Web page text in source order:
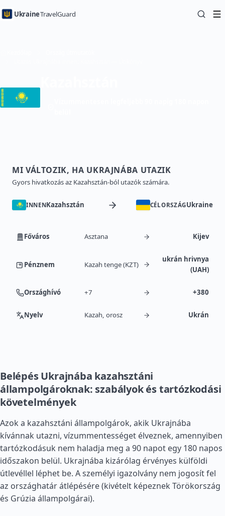
UkraineTravelGuard
MI VÁLTOZIK, HA UKRAJNÁBA UTAZIK
Gyors hivatkozás az Kazahsztán-ból utazók számára.
INNENKazahsztán CÉLORSZÁGUkraine
Főváros Asztana Kijev
Pénznem Kazah tenge (KZT)
ukrán hrivnya
(UAH)
Országhívó +7 +380
Nyelv Kazah, orosz Ukrán
Belépés Ukrajnába kazahsztáni
állampolgároknak: szabályok és tartózkodási
követelmények
Azok a kazahsztáni állampolgárok, akik Ukrajnába
kívánnak utazni, vízummentességet élveznek, amennyiben
tartózkodásuk nem haladja meg a 90 napot egy 180 napos
időszakon belül. Ukrajnába kizárólag érvényes külföldi
útlevéllel léphet be. A személyi igazolvány nem jogosít fel
az országhatár átlépésére (kivételt képeznek Törökország
és Grúzia állampolgárai).